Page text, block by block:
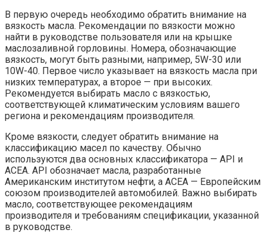
В первую очередь необходимо обратить внимание на
вязкость масла. Рекомендации по вязкости можно
найти в руководстве пользователя или на крышке
маслозаливной горловины. Номера, обозначающие
вязкость, могут быть разными, например, 5W-30 или
10W-40. Первое число указывает на вязкость масла при
низких температурах, а второе — при высоких.
Рекомендуется выбирать масло с вязкостью,
соответствующей климатическим условиям вашего
региона и рекомендациям производителя.
Кроме вязкости, следует обратить внимание на
классификацию масел по качеству. Обычно
используются два основных классификатора — API и
ACEA. API обозначает масла, разработанные
Американским институтом нефти, а ACEA — Европейским
союзом производителей автомобилей. Важно выбирать
масло, соответствующее рекомендациям
производителя и требованиям спецификации, указанной
в руководстве.